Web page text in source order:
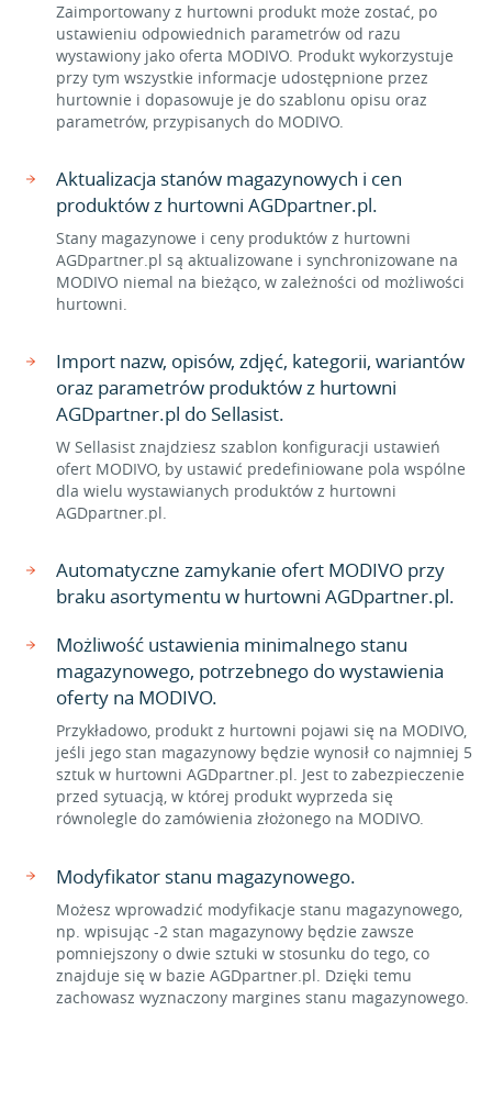
Zaimportowany z hurtowni produkt może zostać, po
ustawieniu odpowiednich parametrów od razu
wystawiony jako oferta MODIVO. Produkt wykorzystuje
przy tym wszystkie informacje udostępnione przez
hurtownie i dopasowuje je do szablonu opisu oraz
parametrów, przypisanych do MODIVO.
Aktualizacja stanów magazynowych i cen
produktów z hurtowni AGDpartner.pl.
Stany magazynowe i ceny produktów z hurtowni
AGDpartner.pl są aktualizowane i synchronizowane na
MODIVO niemal na bieżąco, w zależności od możliwości
hurtowni.
Import nazw, opisów, zdjęć, kategorii, wariantów
oraz parametrów produktów z hurtowni
AGDpartner.pl do Sellasist.
W Sellasist znajdziesz szablon konfiguracji ustawień
ofert MODIVO, by ustawić predefiniowane pola wspólne
dla wielu wystawianych produktów z hurtowni
AGDpartner.pl.
Automatyczne zamykanie ofert MODIVO przy
braku asortymentu w hurtowni AGDpartner.pl.
Możliwość ustawienia minimalnego stanu
magazynowego, potrzebnego do wystawienia
oferty na MODIVO.
Przykładowo, produkt z hurtowni pojawi się na MODIVO,
jeśli jego stan magazynowy będzie wynosił co najmniej 5
sztuk w hurtowni AGDpartner.pl. Jest to zabezpieczenie
przed sytuacją, w której produkt wyprzeda się
równolegle do zamówienia złożonego na MODIVO.
Modyfikator stanu magazynowego.
Możesz wprowadzić modyfikacje stanu magazynowego,
np. wpisując -2 stan magazynowy będzie zawsze
pomniejszony o dwie sztuki w stosunku do tego, co
znajduje się w bazie AGDpartner.pl. Dzięki temu
zachowasz wyznaczony margines stanu magazynowego.